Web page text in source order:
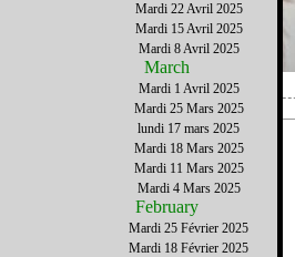
Mardi 22 Avril 2025
Mardi 15 Avril 2025
Mardi 8 Avril 2025
March
Mardi 1 Avril 2025
Mardi 25 Mars 2025
lundi 17 mars 2025
Mardi 18 Mars 2025
Mardi 11 Mars 2025
Mardi 4 Mars 2025
February
Mardi 25 Février 2025
Mardi 18 Février 2025